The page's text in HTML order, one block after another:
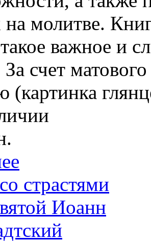
молитве.
важное и
счет
(картинка